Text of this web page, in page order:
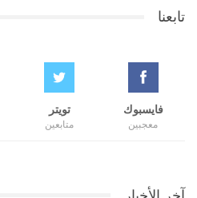
تابعنا
فايسبوك
معجبين
تويتر
متابعين